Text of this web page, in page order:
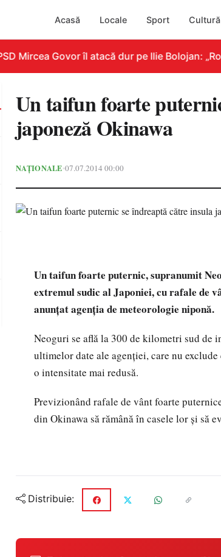
Acasă Locale Sport Cultură
Mircea Govor îl atacă dur pe Ilie Bolojan:
Un taifun foarte
japoneză Okinawa
NAȚIONALE•07.07.2014 00:00
Un taifun foarte puternic, supranumit
extremul sudic al Japoniei, cu rafale de
anunţat agenţia de meteorologie niponă.
Neoguri se află la 300 de kilometri sud de
ultimelor date ale agenţiei, care nu
o intensitate mai redusă.
Previzionând rafale de vânt foarte
din Okinawa să rămână în casele lor şi să
Distribuie: